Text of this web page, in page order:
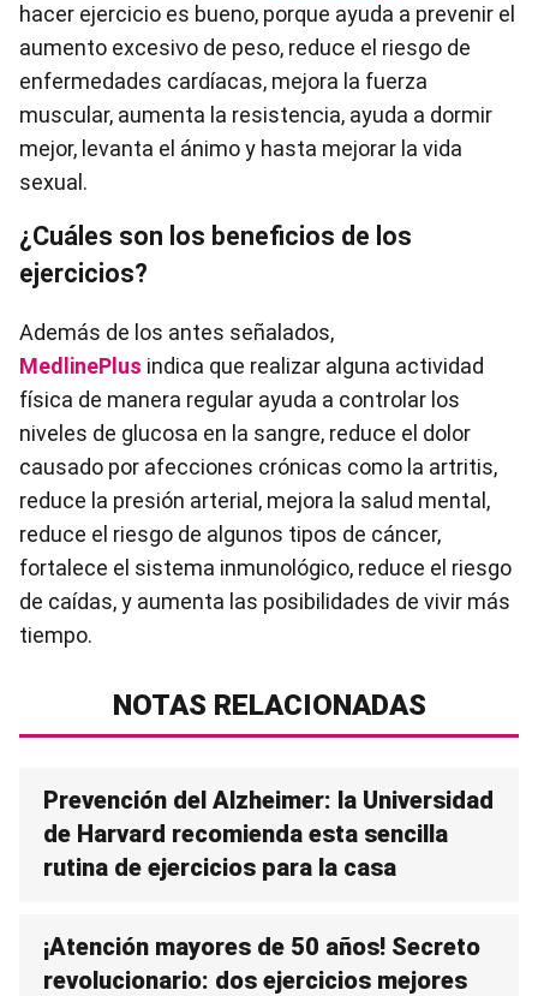
hacer ejercicio es bueno, porque ayuda a prevenir el
aumento excesivo de peso, reduce el riesgo de
enfermedades cardíacas, mejora la fuerza
muscular, aumenta la resistencia, ayuda a dormir
mejor, levanta el ánimo y hasta mejorar la vida
sexual.
¿Cuáles son los beneficios de los
ejercicios?
Además de los antes señalados,
MedlinePlus indica que realizar alguna actividad
física de manera regular ayuda a controlar los
niveles de glucosa en la sangre, reduce el dolor
causado por afecciones crónicas como la artritis,
reduce la presión arterial, mejora la salud mental,
reduce el riesgo de algunos tipos de cáncer,
fortalece el sistema inmunológico, reduce el riesgo
de caídas, y aumenta las posibilidades de vivir más
tiempo.
NOTAS RELACIONADAS
Prevención del Alzheimer: la Universidad
de Harvard recomienda esta sencilla
rutina de ejercicios para la casa
¡Atención mayores de 50 años! Secreto
revolucionario: dos ejercicios mejores